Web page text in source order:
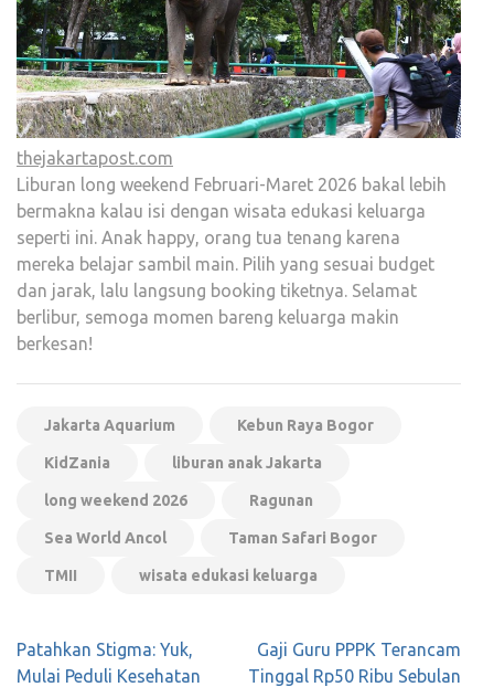
thejakartapost.com
Liburan long weekend Februari-Maret 2026 bakal lebih
bermakna kalau isi dengan wisata edukasi keluarga
seperti ini. Anak happy, orang tua tenang karena
mereka belajar sambil main. Pilih yang sesuai budget
dan jarak, lalu langsung booking tiketnya. Selamat
berlibur, semoga momen bareng keluarga makin
berkesan!
Jakarta Aquarium Kebun Raya Bogor
KidZania liburan anak Jakarta
long weekend 2026 Ragunan
Sea World Ancol Taman Safari Bogor
TMII wisata edukasi keluarga
Navigasi
pos
Patahkan Stigma: Yuk,
Mulai Peduli Kesehatan
Gaji Guru PPPK Terancam
Tinggal Rp50 Ribu Sebulan